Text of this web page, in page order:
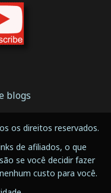
blogs
os direitos reservados.
de afiliados, o que
se você decidir fazer
custo para você.